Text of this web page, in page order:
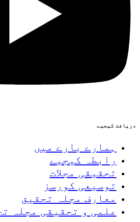
دریافت کیجیے
ہمارے بارے میں
رابطہ کیجیے
تحقیقی مجلات
توسیعی کورسز
معارف مجلہ تحقیق
علمی و تحقیقی مجلہ